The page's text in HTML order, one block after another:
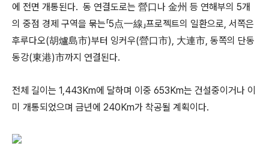
에 전면 개통된다. 동 연결도로는 營口나 金州 등 연해부의 5개
의 중점 경제 구역을 묶는「5点一線」프로젝트의 일환으로, 서쪽은
후루다오(胡爐島市)부터 잉커우(營口市), 大連市, 동쪽의 단동
동강(東港)市까지 연결된다.
전체 길이는 1,443Km에 달하며 이중 653Km는 건설중이거나 이
미 개통되었으며 금년에 240Km가 착공될 계획이다.